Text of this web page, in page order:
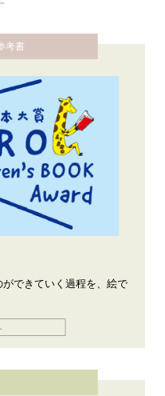
考書
できていく過程を、絵で